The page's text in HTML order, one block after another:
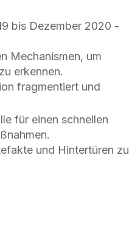
bis Dezember 2020 -
Mechanismen, um
erkennen.
fragmentiert und
für einen schnellen
und Hintertüren zu